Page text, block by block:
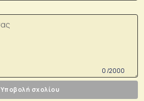
0 /2000
Υποβολή σχολίου